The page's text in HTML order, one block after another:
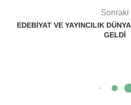
Sonraki
EDEBIYAT VE YAYINCILIK
GELDI